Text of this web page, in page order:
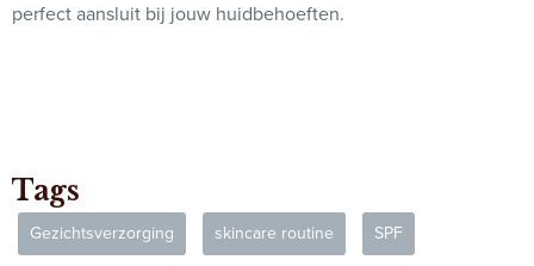
perfect aansluit bij jouw huidbehoeften.
Tags
Gezichtsverzorging skincare routine SPF